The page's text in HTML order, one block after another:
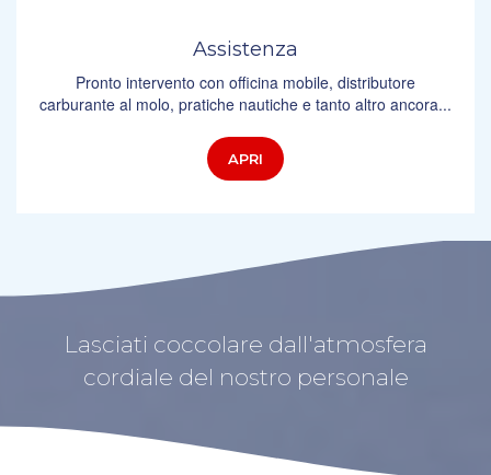
Assistenza
Pronto intervento con officina mobile, distributore
carburante al molo, pratiche nautiche e tanto altro ancora...
Lasciati coccolare dall'atmosfera
cordiale del nostro personale